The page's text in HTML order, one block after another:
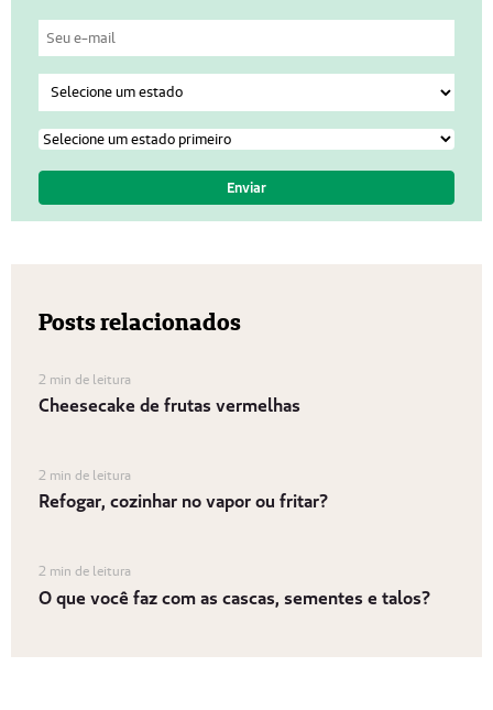
Posts relacionados
2 min de leitura
Cheesecake de frutas vermelhas
2 min de leitura
Refogar, cozinhar no vapor ou fritar?
2 min de leitura
O que você faz com as cascas, sementes e talos?